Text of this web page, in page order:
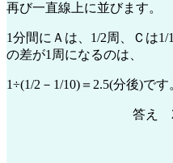
再び一直線上に並びます。
1分間にＡは、1/2周、Ｃは
の差が1周になるのは、
1÷(1/2－1/10)＝2.5(分後)です
答え